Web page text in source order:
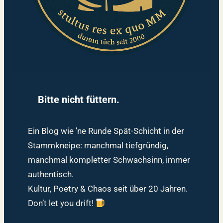
Bitte nicht füttern.
Ein Blog wie ’ne Runde Spät-Schicht in der
Stammkneipe: manchmal tiefgründig,
manchmal kompletter Schwachsinn, immer
authentisch.
Kultur, Poetry & Chaos seit über 20 Jahren.
Don’t let you drift!